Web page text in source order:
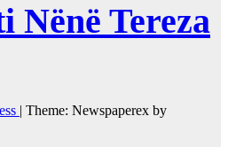
Nënë Tereza
| Theme: Newspaperex by